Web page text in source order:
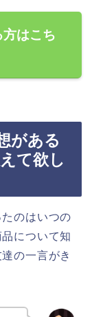
はこち
がある
て欲し
のはいつの
について知
の一言がき